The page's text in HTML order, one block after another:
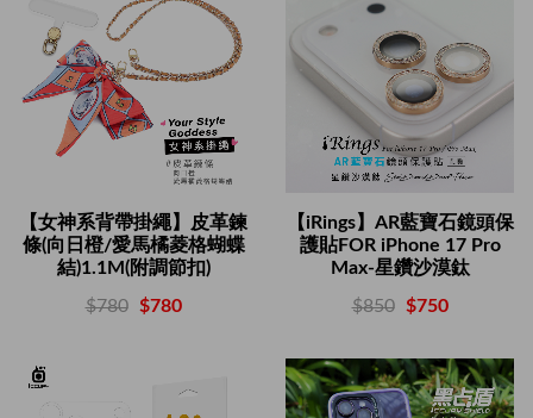
【女神系背帶掛繩】皮革鍊
條(向日橙/愛馬橘菱格蝴蝶
結)1.1M(附調節扣)
$780 $780
【iRings】AR藍寶石鏡頭保
護貼FOR iPhone 17 Pro
Max-星鑽沙漠鈦
$850 $750